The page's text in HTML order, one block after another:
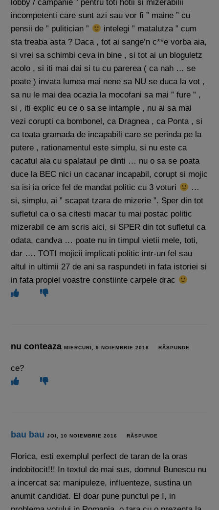
lobby / campanie ” pentru toti hotii si mizerabilii
incompetenti care sunt azi sau vor fi ” maine ” cu
pensii de ” pulitician ”
intelegi ” matalutza ” cum
sta treaba asta ? Daca , tot ai sange’n c**e vorba aia,
si vrei sa schimbi ceva in bine , si tot ai un bloguletz
acolo , si iti mai dai si tu cu parerea ( ca nah … se
poate ) invata lumea mai nene sa NU se duca la vot ,
sa nu le mai dea ocazia la mocofani sa mai ” fure ” ,
si , iti explic eu ce o sa se intample , nu ai sa mai
vezi corupti ca bombonel, ca Dragnea , ca Ponta , si
ca toata gramada de incapabili care se perinda pe la
putere , rationamentul este simplu, si nu este ca
cacatul ala cu spalataul pe dinti … nu o sa se poata
duce la BEC nici un cacanar incapabil, corupt si mojic
sa isi ia orice fel de mandat politic cu 3 voturi
…
si, simplu, ai ” scapat tzara de mizerie ”. Sper din tot
sufletul ca o sa citesti macar tu mai postac politic
mizerabil ce am scris aici, si SPER din tot sufletul ca
odata, candva … poate nu in timpul vietii mele, toti,
dar …. TOTI mojicii implicati politic intr-un fel sau
altul in ultimii 27 de ani sa raspundeti in fata istoriei si
in fata propiei voastre constiinte carpele drac
nu conteazaMIERCURI, 9 NOIEMBRIE 2016 RĂSPUNDE
ce?
bau bau JOI, 10 NOIEMBRIE 2016 RĂSPUNDE
Florica, esti exemplul perfect de taran de la oras
indobitocit!!! In textul de mai sus, domnul Bunescu nu
a incercat sa: manipuleze, influenteze, sustina un
anumit candidat. El doar pune punctul pe I, in